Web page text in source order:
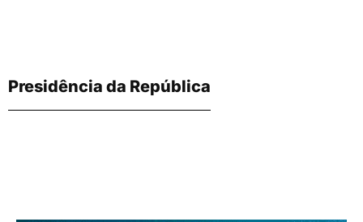
Presidência da República